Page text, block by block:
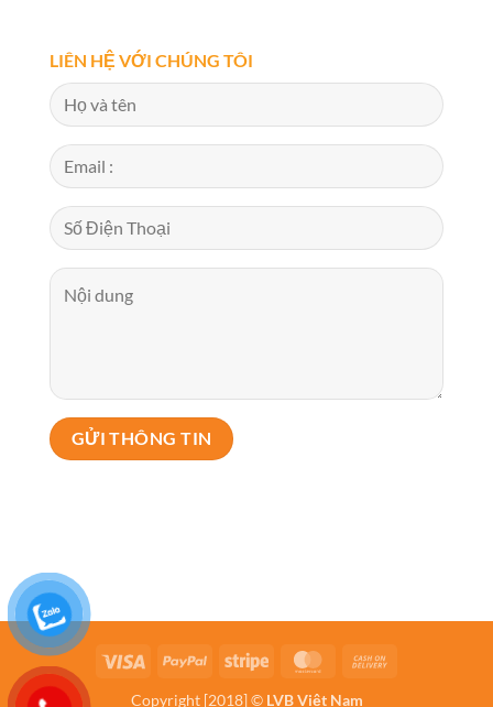
LIÊN HỆ VỚI CHÚNG TÔI
Visa PayPal Stripe MasterCard
Copyright [2018] © LVB Việt Nam